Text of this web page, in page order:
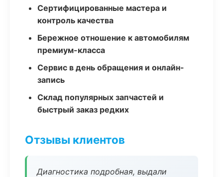
Сертифицированные мастера и
контроль качества
Бережное отношение к автомобилям
премиум-класса
Сервис в день обращения и онлайн-
запись
Склад популярных запчастей и
быстрый заказ редких
Отзывы клиентов
Диагностика подробная, выдали